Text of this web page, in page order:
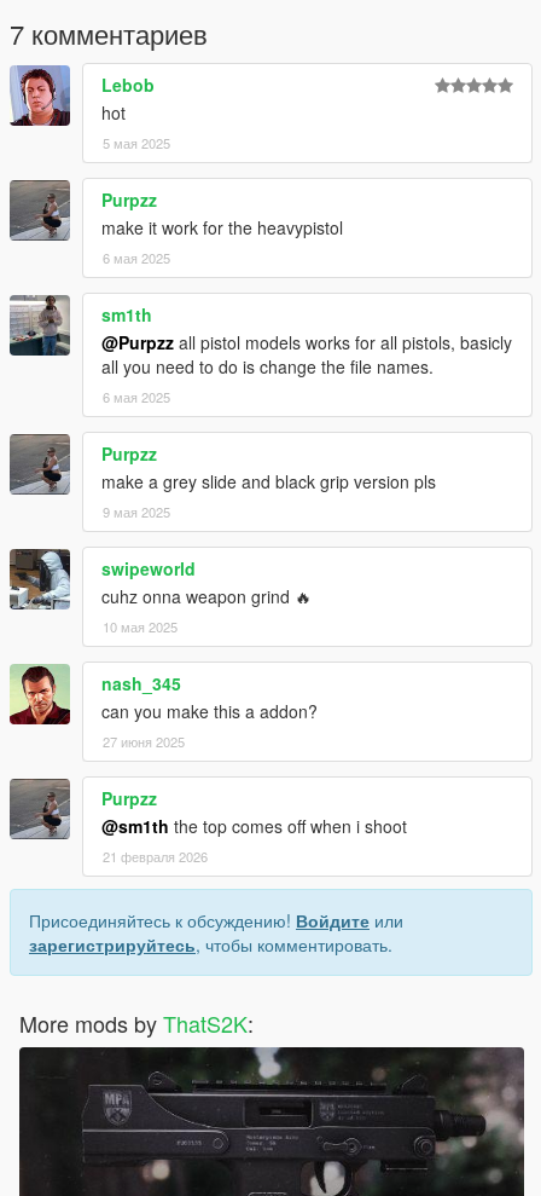
7 комментариев
Lebob
hot
5 мая 2025
Purpzz
make it work for the heavypistol
6 мая 2025
sm1th
@Purpzz all pistol models works for all pistols, basicly
all you need to do is change the file names.
6 мая 2025
Purpzz
make a grey slide and black grip version pls
9 мая 2025
swipeworld
cuhz onna weapon grind 🔥
10 мая 2025
nash_345
can you make this a addon?
27 июня 2025
Purpzz
@sm1th the top comes off when i shoot
21 февраля 2026
Присоединяйтесь к обсуждению! Войдите или
зарегистрируйтесь, чтобы комментировать.
More mods byThatS2K: